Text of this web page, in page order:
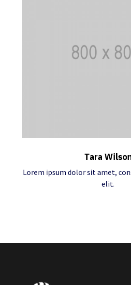
Tara
Lorem ipsum dolor sit amet,
elit.